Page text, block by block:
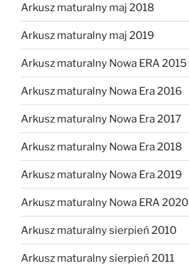
Arkusz maturalny maj 2018
Arkusz maturalny maj 2019
Arkusz maturalny Nowa ERA 2015
Arkusz maturalny Nowa Era 2016
Arkusz maturalny Nowa Era 2017
Arkusz maturalny Nowa Era 2018
Arkusz maturalny Nowa Era 2019
Arkusz maturalny Nowa ERA 2020
Arkusz maturalny sierpień 2010
Arkusz maturalny sierpień 2011